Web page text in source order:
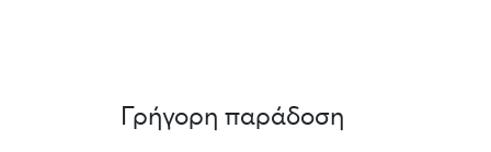
Γρήγορη παράδοση